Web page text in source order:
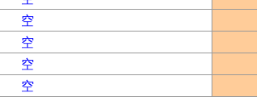
空
空
空
空